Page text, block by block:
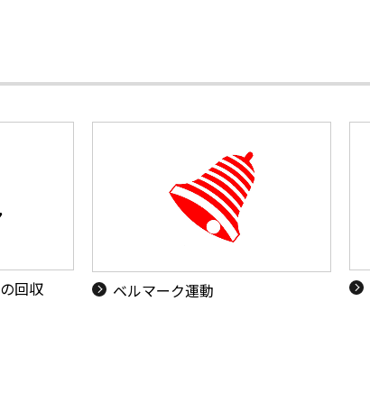
回収 ベルマーク運動